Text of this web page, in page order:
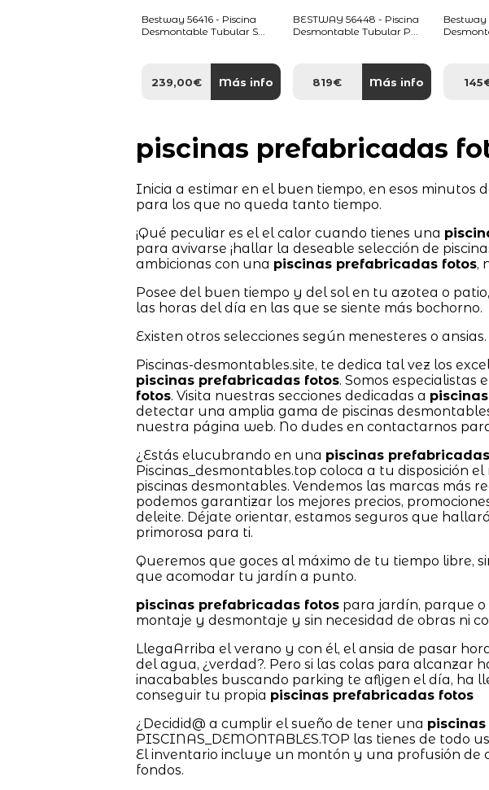
Bestway 56416 - Piscina
Desmontable Tubular S...
239,00€ Más info
BESTWAY 56448 - Piscina
Desmontable Tubular P...
819€ Más info
Bestway
piscinas prefabricadas
Inicia a estimar en el buen tiempo, en esos minutos
para los que no queda tanto tiempo.
¡Qué peculiar es el el calor cuando tienes una
para avivarse ¡hallar la deseable selección de
ambicionas con una piscinas prefabricadas fotos,
Posee del buen tiempo y del sol en tu azotea o
las horas del día en las que se siente más bochorno.
Existen otros selecciones según menesteres o
Piscinas-desmontables.site, te dedica tal vez los
piscinas prefabricadas fotos. Somos especialistas
fotos. Visita nuestras secciones dedicadas a
detectar una amplia gama de piscinas
nuestra página web. No dudes en contactarnos
¿Estás elucubrando en una piscinas
Piscinas_desmontables.top coloca a tu disposición
piscinas desmontables. Vendemos las marcas más
podemos garantizar los mejores precios,
deleite. Déjate orientar, estamos seguros que
primorosa para ti.
Queremos que goces al máximo de tu tiempo libre,
que acomodar tu jardín a punto.
piscinas prefabricadas fotospara jardín, parque
montaje y desmontaje y sin necesidad de obras ni
LlegaArriba el verano y con él, el ansia de pasar
del agua, ¿verdad?. Pero si las colas para alcanzar
inacabables buscando parking te afligen el día, ha
conseguir tu propia piscinas prefabricadas fotos
¿Decidid@ a cumplir el sueño de tener una
PISCINAS_DEMONTABLES.TOP las tienes de todo
El inventario incluye un montón y una profusión de
fondos.